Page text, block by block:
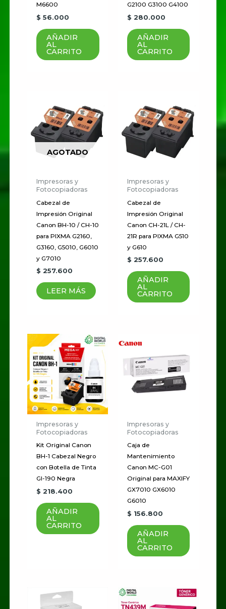
M6600
$ 56.000
AÑADIR
AL
CARRITO
G2100 G3100 G4100
$ 280.000
AÑADIR
AL
CARRITO
AGOTADO
Impresoras y
Fotocopiadoras
Cabezal de
Impresión Original
Canon BH-10 / CH-10
para PIXMA G2160,
G3160, G5010, G6010
y G7010
$ 257.600
LEER MÁS
Impresoras y
Fotocopiadoras
Cabezal de
Impresión Original
Canon CH-21L / CH-
21R para PIXMA G510
y G610
$ 257.600
AÑADIR
AL
CARRITO
Impresoras y
Fotocopiadoras
Kit Original Canon
BH-1 Cabezal Negro
con Botella de Tinta
GI-190 Negra
$ 218.400
AÑADIR
AL
CARRITO
Impresoras y
Fotocopiadoras
Caja de
Mantenimiento
Canon MC-G01
Original para MAXIFY
GX7010 GX6010
G6010
$ 156.800
AÑADIR
AL
CARRITO